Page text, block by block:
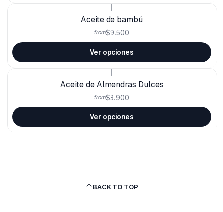
Aceite de bambú
from$9.500
Ver opciones
Aceite de Almendras Dulces
from$3.900
Ver opciones
BACK TO TOP